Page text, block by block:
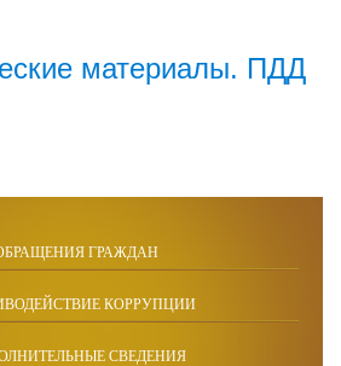
материалы. ПДД
ГРАЖДАН
КОРРУПЦИИ
СВЕДЕНИЯ